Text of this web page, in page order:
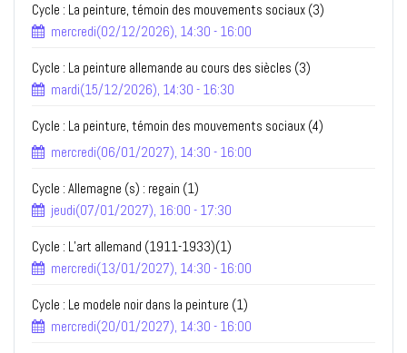
Cycle : La peinture, témoin des mouvements sociaux (3)
mercredi(02/12/2026), 14:30 - 16:00
Cycle : La peinture allemande au cours des siècles (3)
mardi(15/12/2026), 14:30 - 16:30
Cycle : La peinture, témoin des mouvements sociaux (4)
mercredi(06/01/2027), 14:30 - 16:00
Cycle : Allemagne (s) : regain (1)
jeudi(07/01/2027), 16:00 - 17:30
Cycle : L’art allemand (1911-1933)(1)
mercredi(13/01/2027), 14:30 - 16:00
Cycle : Le modele noir dans la peinture (1)
mercredi(20/01/2027), 14:30 - 16:00